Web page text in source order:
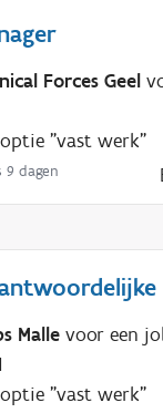
Forces Geel
"vast werk"
dagen
Malle voor een
"vast werk"